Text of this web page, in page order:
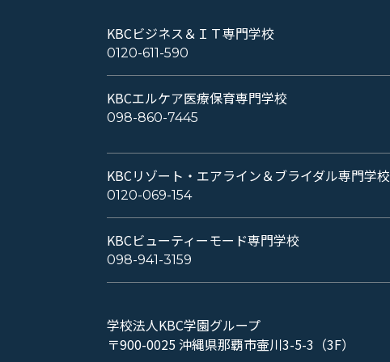
KBCビジネス＆ＩＴ専門学校
0120-611-590
KBCエルケア医療保育専門学校
098-860-7445
KBCリゾート・エアライン＆ブライダル専門学校
0120-069-154
KBCビューティーモード専門学校
098-941-3159
学校法人KBC学園グループ
〒900-0025 沖縄県那覇市壷川3-5-3（3F）